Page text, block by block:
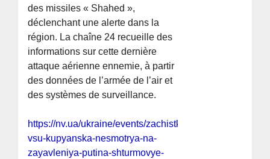
des missiles « Shahed »,
déclenchant une alerte dans la
région. La chaîne 24 recueille des
informations sur cette dernière
attaque aérienne ennemie, à partir
des données de l’armée de l’air et
des systèmes de surveillance.
https://nv.ua/ukraine/events/zachistka-
vsu-kupyanska-nesmotrya-na-
zayavleniya-putina-shturmovye-